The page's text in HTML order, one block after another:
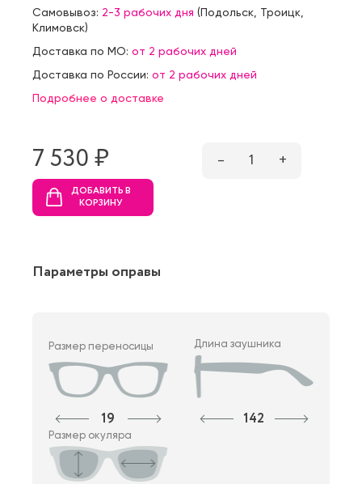
Самовывоз: 2-3 рабочих дня (Подольск Троицк
Климовск)
Доставка по МО: от 2 рабочих дней
Доставка по России: от 2 рабочих дней
Подробнее о доставке
7 530 ₷ – 1 +
ДОБАВИТЬ В
КОРЗИНУ
Параметры оправы
Размер переносицы
19
Длина заушника
142
Размер окуляра